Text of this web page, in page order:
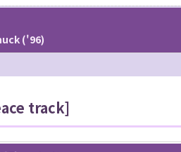
('96)
track]